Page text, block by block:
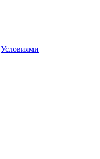
Условиями